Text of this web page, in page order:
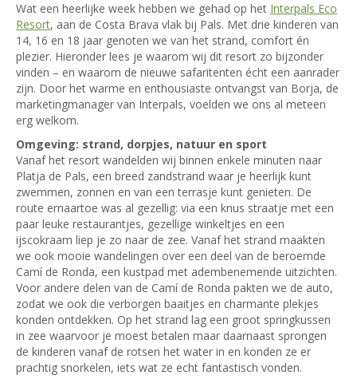
Wat een heerlijke week hebben we gehad op het Interpals Eco
Resort, aan de Costa Brava vlak bij Pals. Met drie kinderen van
14, 16 en 18 jaar genoten we van het strand, comfort én
plezier. Hieronder lees je waarom wij dit resort zo bijzonder
vinden – en waarom de nieuwe safaritenten écht een aanrader
zijn. Door het warme en enthousiaste ontvangst van Borja, de
marketingmanager van Interpals, voelden we ons al meteen
erg welkom.
Omgeving: strand, dorpjes, natuur en sport
Vanaf het resort wandelden wij binnen enkele minuten naar
Platja de Pals, een breed zandstrand waar je heerlijk kunt
zwemmen, zonnen en van een terrasje kunt genieten. De
route ernaartoe was al gezellig: via een knus straatje met een
paar leuke restaurantjes, gezellige winkeltjes en een
ijscokraam liep je zo naar de zee. Vanaf het strand maakten
we ook mooie wandelingen over een deel van de beroemde
Camí de Ronda, een kustpad met adembenemende uitzichten.
Voor andere delen van de Camí de Ronda pakten we de auto,
zodat we ook die verborgen baaitjes en charmante plekjes
konden ontdekken. Op het strand lag een groot springkussen
in zee waarvoor je moest betalen maar daarnaast sprongen
de kinderen vanaf de rotsen het water in en konden ze er
prachtig snorkelen, iets wat ze echt fantastisch vonden.